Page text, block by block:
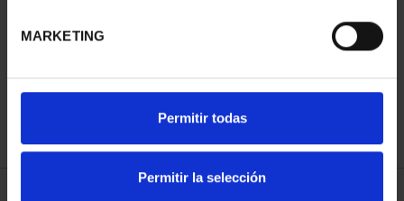
MARKETING
Permitir todas
Permitir la selección
REFINAR